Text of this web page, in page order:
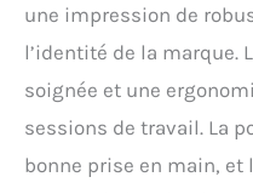
une impression de
l’identité de la marque.
soignée et une
sessions de travail. La
bonne prise en main,